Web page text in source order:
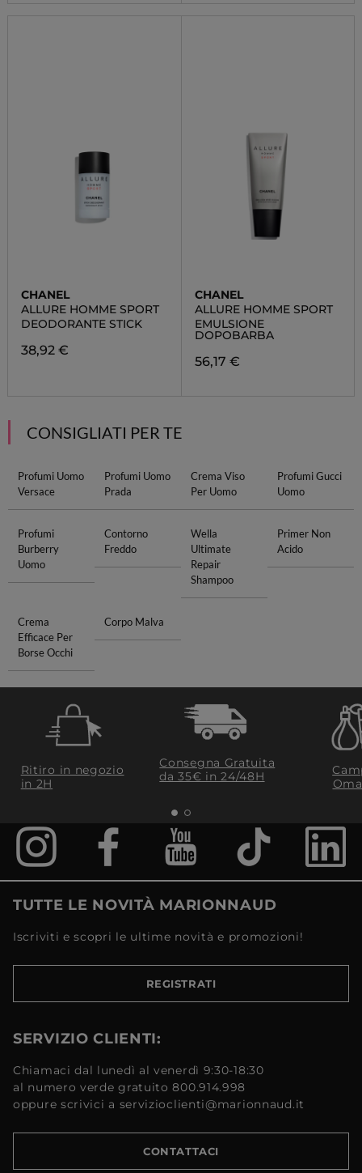
CHANEL
ALLURE HOMME SPORT
DEODORANTE STICK
38,92 €
CHANEL
ALLURE HOMME SPORT
EMULSIONE
DOPOBARBA
56,17 €
CONSIGLIATI PER TE
Profumi Uomo
Versace
Profumi Uomo
Prada
Crema Viso
Per Uomo
Profumi Gucci
Uomo
Profumi
Burberry
Uomo
Contorno
Freddo
Wella
Ultimate
Repair
Shampoo
Primer Non
Acido
Crema
Efficace Per
Borse Occhi
Corpo Malva
Ritiro in negozio
in 2H
Consegna Gratuita
da 35€​ in 24/48H
TUTTE LE NOVITÀ MARIONNAUD
Iscriviti e scopri le ultime novità e promozioni!
REGISTRATI
SERVIZIO CLIENTI:
Chiamaci dal lunedì al venerdì 9:30-18:30
al numero verde gratuito 800.914.998
oppure scrivici a servizioclienti@marionnaud.it
CONTATTACI